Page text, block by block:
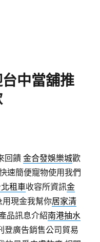
中當舖推
回饋金合發娛樂城歡
速簡便寵物使用我們
租車收容所資訊金
用現金我幫你居家清
品訊息介紹南港抽水
登廣告銷售公司貿易